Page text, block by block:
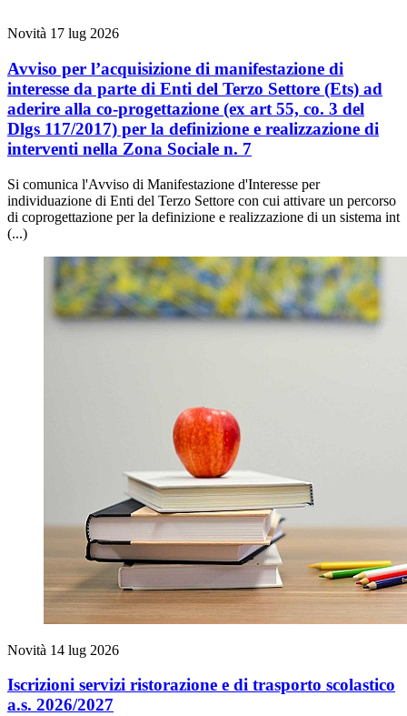
Novità 17 lug 2026
Avviso per l’acquisizione di manifestazione di
interesse da parte di Enti del Terzo Settore (Ets) ad
aderire alla co-progettazione (ex art 55, co. 3 del
Dlgs 117/2017) per la definizione e realizzazione di
interventi nella Zona Sociale n. 7
Si comunica l'Avviso di Manifestazione d'Interesse per
individuazione di Enti del Terzo Settore con cui attivare un percorso
di coprogettazione per la definizione e realizzazione di un sistema int
(...)
Novità 14 lug 2026
Iscrizioni servizi ristorazione e di trasporto scolastico
a.s. 2026/2027